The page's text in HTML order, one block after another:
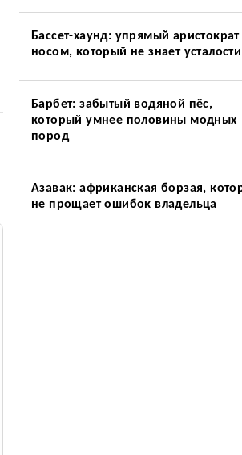
Бассет-хаунд: упрямый аристократ
носом, который не знает усталости
Барбет: забытый водяной пёс,
который умнее половины модных
пород
Азавак: африканская борзая,
не прощает ошибок владельца